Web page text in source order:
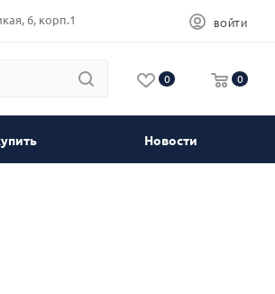
6, корп.1 ВОЙТИ
0 0
Новости